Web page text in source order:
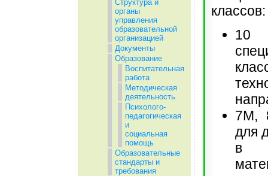
Структура и
органы
управления
образовательной
организацией
Документы
Образование
Воспитательная
работа
Методическая
деятельность
Психолого-
педагогическая
и
социальная
помощь
Образовательные
стандарты и
требования
классов:
7М,
для
в